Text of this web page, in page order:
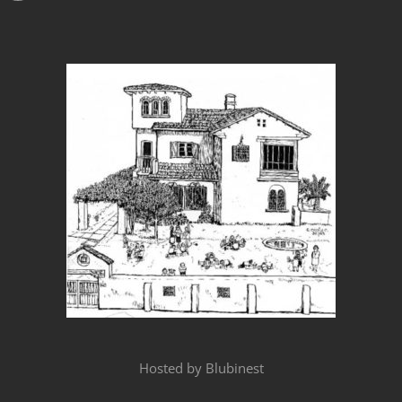
Hosted by Blubinest